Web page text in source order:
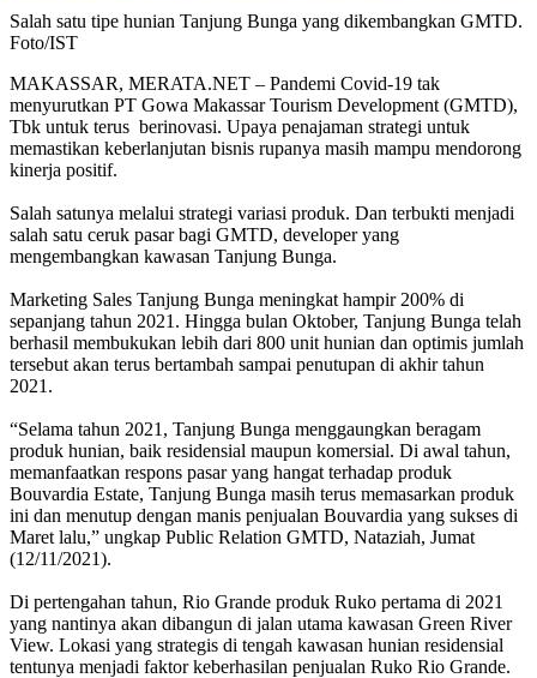
Salah satu tipe hunian Tanjung Bunga yang dikembangkan GMTD.
Foto/IST
MAKASSAR, MERATA.NET – Pandemi Covid-19 tak
menyurutkan PT Gowa Makassar Tourism Development (GMTD),
Tbk untuk terus berinovasi. Upaya penajaman strategi untuk
memastikan keberlanjutan bisnis rupanya masih mampu mendorong
kinerja positif.
Salah satunya melalui strategi variasi produk. Dan terbukti menjadi
salah satu ceruk pasar bagi GMTD, developer yang
mengembangkan kawasan Tanjung Bunga.
Marketing Sales Tanjung Bunga meningkat hampir 200% di
sepanjang tahun 2021. Hingga bulan Oktober, Tanjung Bunga telah
berhasil membukukan lebih dari 800 unit hunian dan optimis jumlah
tersebut akan terus bertambah sampai penutupan di akhir tahun
2021.
“Selama tahun 2021, Tanjung Bunga menggaungkan beragam
produk hunian, baik residensial maupun komersial. Di awal tahun,
memanfaatkan respons pasar yang hangat terhadap produk
Bouvardia Estate, Tanjung Bunga masih terus memasarkan produk
ini dan menutup dengan manis penjualan Bouvardia yang sukses di
Maret lalu,” ungkap Public Relation GMTD, Nataziah, Jumat
(12/11/2021).
Di pertengahan tahun, Rio Grande produk Ruko pertama di 2021
yang nantinya akan dibangun di jalan utama kawasan Green River
View. Lokasi yang strategis di tengah kawasan hunian residensial
tentunya menjadi faktor keberhasilan penjualan Ruko Rio Grande.